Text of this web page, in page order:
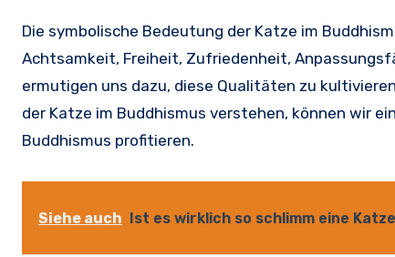
Die symbolische Bedeutung der Katze im
Achtsamkeit, Freiheit, Zufriedenheit,
ermutigen uns dazu, diese Qualitäten zu
der Katze im Buddhismus verstehen, können wir
Buddhismus profitieren.
Siehe auch Ist es wirklich so schlimm eine